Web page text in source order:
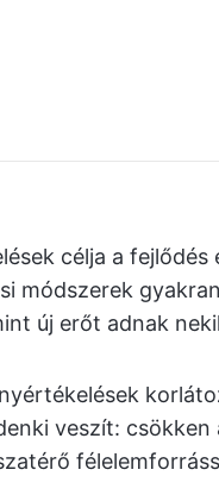
célja a
módszerek
új erőt adnak
veszít: